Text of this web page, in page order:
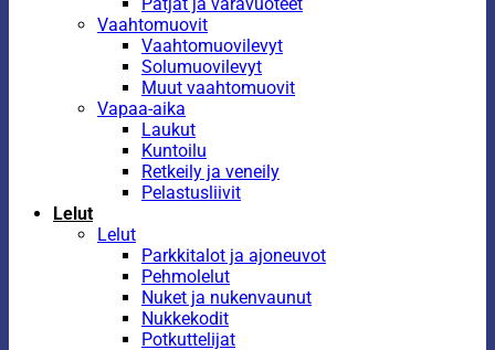
Vaahtomuovit
Vaahtomuovilevyt
Solumuovilevyt
Muut vaahtomuovit
Vapaa-aika
Laukut
Kuntoilu
Retkeily ja veneily
Pelastusliivit
Lelut
Lelut
Parkkitalot ja ajoneuvot
Pehmolelut
Nuket ja nukenvaunut
Nukkekodit
Potkuttelijat